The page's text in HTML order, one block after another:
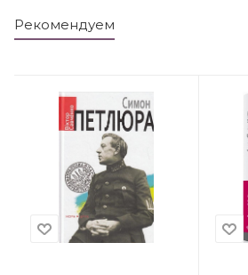
Рекомендуем